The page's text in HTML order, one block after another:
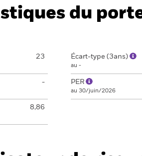
du
23
-
8,86
Écart-type (3ans)
au -
PER
au 30/juin/2026